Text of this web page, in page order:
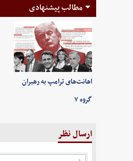
مطالب پیشنهادی
اهانت‌های ترامپ به رهبران
گروه ۷
ارسال نظر